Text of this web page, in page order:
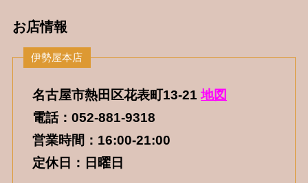
お店情報
名古屋市熱田区花表町13-21地図
電話：052-881-9318
営業時間：16:00-21:00
定休日：日曜日